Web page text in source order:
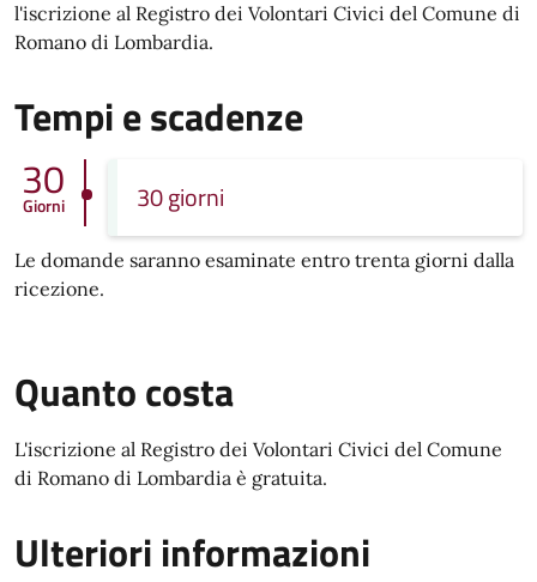
l'iscrizione al Registro dei Volontari Civici del Comune di
Romano di Lombardia.
Tempi e scadenze
30
Giorni 30 giorni
Le domande saranno esaminate entro trenta giorni dalla
ricezione.
Quanto costa
L'iscrizione al Registro dei Volontari Civici del Comune
di Romano di Lombardia è gratuita.
Ulteriori informazioni